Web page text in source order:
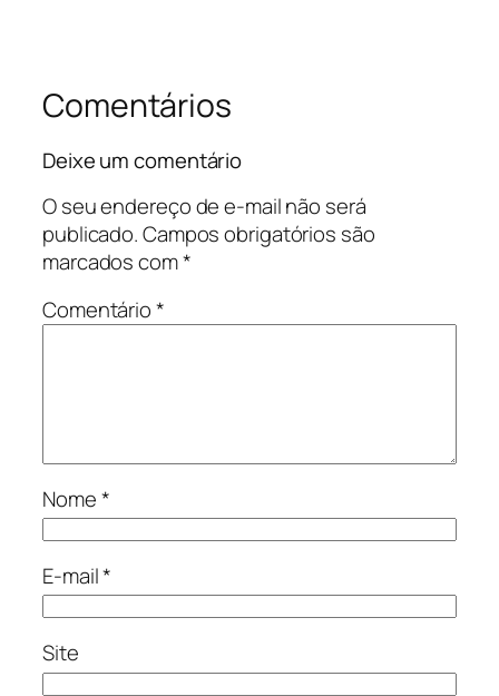
Comentários
Deixe um comentário
O seu endereço de e-mail não será
publicado.Campos obrigatórios são
marcados com*
Comentário*
Nome*
E-mail*
Site